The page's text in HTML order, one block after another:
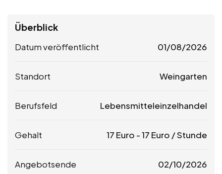
Überblick
Datum veröffentlicht 01/08/2026
Standort Weingarten
Berufsfeld Lebensmitteleinzelhandel
Gehalt 17 Euro -17 Euro / Stunde
Angebotsende 02/10/2026